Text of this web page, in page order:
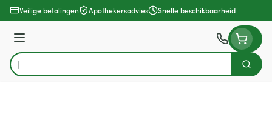
Ga naar de inhoud
Veilige betalingen Apothekersadvies Snelle beschikbaarheid
Menu
Product, merk, categorie...
Zoek